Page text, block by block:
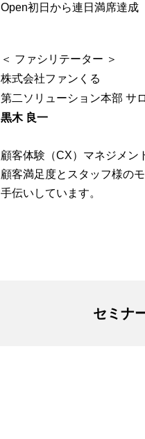
Open初日から連日満席達成
＜ ファシリテーター ＞
株式会社ファンくる
第二ソリューション本部 サ
黒木 良一
顧客体験（CX）マネジメン
顧客満足度とスタッフ様の
手伝いしています。
セミナ